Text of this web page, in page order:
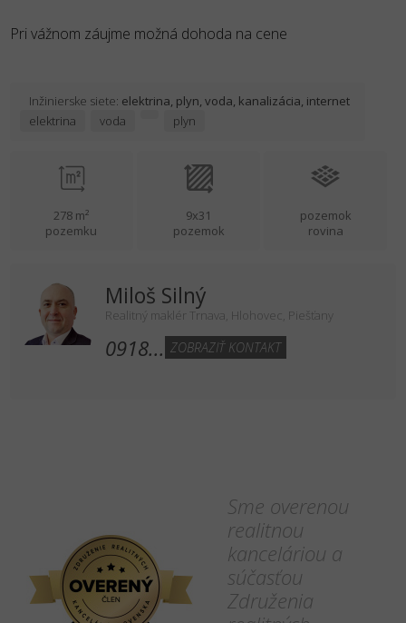
Pri vážnom záujme možná dohoda na cene
Inžinierske siete: elektrina, plyn, voda, kanalizácia, internet
elektrina
voda plyn
278 m²
pozemku
9x31
pozemok
pozemok
rovina
Miloš Silný
Realitný maklér Trnava, Hlohovec, Piešťany
0918... ZOBRAZIŤ KONTAKT
Sme overenou
realitnou
kanceláriou a
súčasťou
Združenia